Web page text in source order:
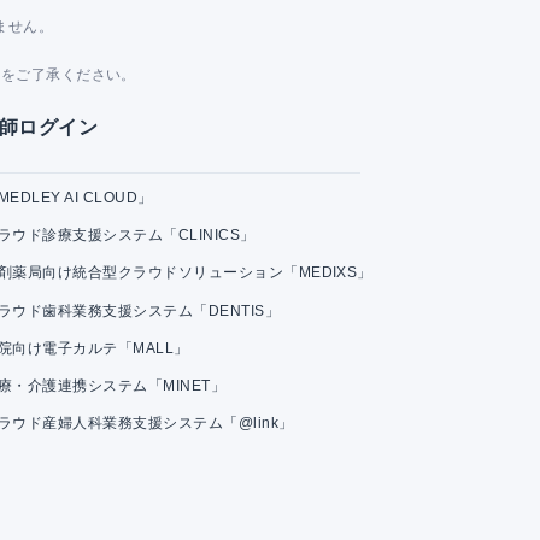
ん。
ご了承ください。
ログイン
MEDLEY AI CLOUD」
ウド診療支援システム「CLINICS」
薬局向け統合型クラウドソリューション「MEDIXS」
ウド歯科業務支援システム「DENTIS」
向け電子カルテ「MALL」
・介護連携システム「MINET」
ウド産婦人科業務支援システム「@link」